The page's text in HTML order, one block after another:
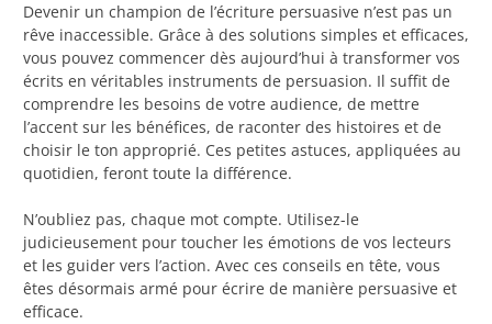
Devenir un champion de l’écriture persuasive n’est pas un
rêve inaccessible. Grâce à des solutions simples et efficaces,
vous pouvez commencer dès aujourd’hui à transformer vos
écrits en véritables instruments de persuasion. Il suffit de
comprendre les besoins de votre audience, de mettre
l’accent sur les bénéfices, de raconter des histoires et de
choisir le ton approprié. Ces petites astuces, appliquées au
quotidien, feront toute la différence.
N’oubliez pas, chaque mot compte. Utilisez-le
judicieusement pour toucher les émotions de vos lecteurs
et les guider vers l’action. Avec ces conseils en tête, vous
êtes désormais armé pour écrire de manière persuasive et
efficace.